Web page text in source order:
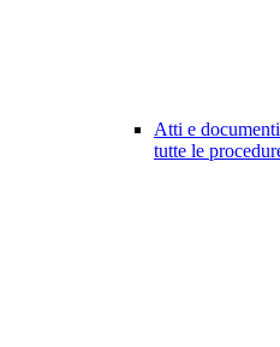
Atti e
tutte le